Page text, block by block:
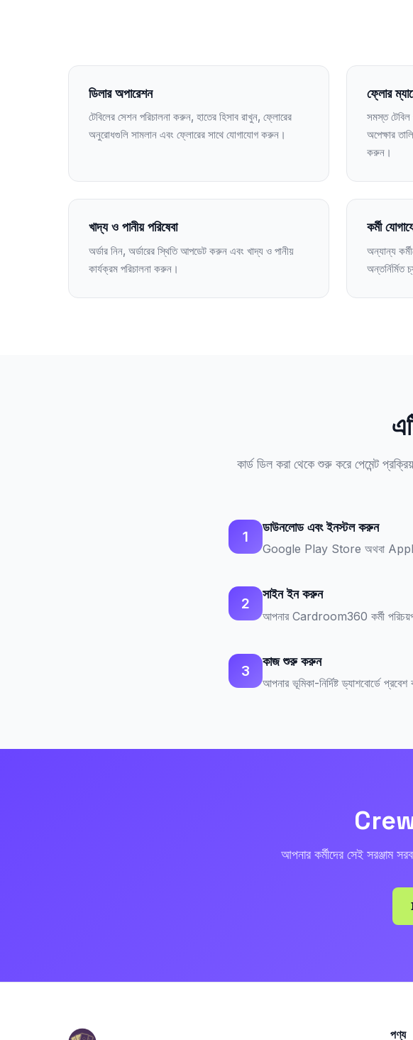
ডিলার অপারেশন
টেবিলের সেশন পরিচালনা করুন, হাতের হিসাব রাখুন, ফ্লোরের
অনুরোধগুলি সামলান এবং ফ্লোরের সাথে যোগাযোগ করুন।
ফ্লোর
সমস্ত
অপেক্ষার
করুন।
খাদ্য ও পানীয় পরিষেবা
অর্ডার নিন, অর্ডারের স্থিতি আপডেট করুন এবং খাদ্য ও পানীয়
কার্যক্রম পরিচালনা করুন।
কর্মী
অন্যান্য
অন্তর্নির্মিত
কার্ড ডিল করা থেকে শুরু করে পেমেন্ট
1
ডাউনলোড এবং ইনস্টল করুন
Google Play Store অথবা
2
সাইন ইন করুন
আপনার Cardroom360 কর্মী
3
কাজ শুরু করুন
আপনার ভূমিকা-নির্দিষ্ট ড্যাশবোর্ডে
আপনার কর্মীদের সেই সরঞ্জাম
পণ্য